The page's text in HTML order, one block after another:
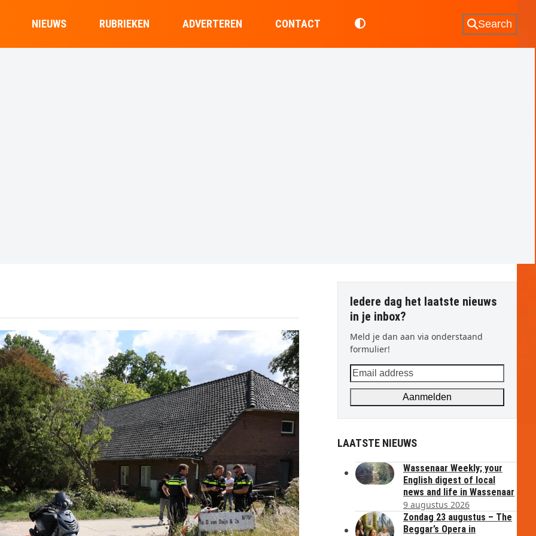
NIEUWS RUBRIEKEN ADVERTEREN CONTACT Search
Iedere dag het laatste nieuws
in je inbox?
Meld je dan aan via onderstaand
formulier!
Email
address
Aanmelden
LAATSTE NIEUWS
Wassenaar Weekly; your
English digest of local
news and life in Wassenaar
9 augustus 2026
Zondag 23 augustus – The
Beggar’s Opera in